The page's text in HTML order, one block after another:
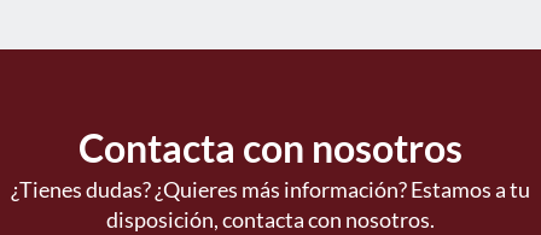
Contacta con nosotros
¿Tienes dudas? ¿Quieres más información? Estamos a tu
disposición, contacta con nosotros.